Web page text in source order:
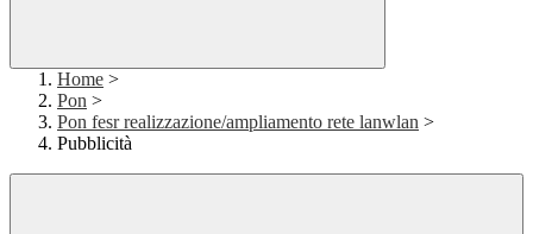
Home >
Pon >
Pon fesr realizzazione/ampliamento rete lanwlan >
Pubblicità